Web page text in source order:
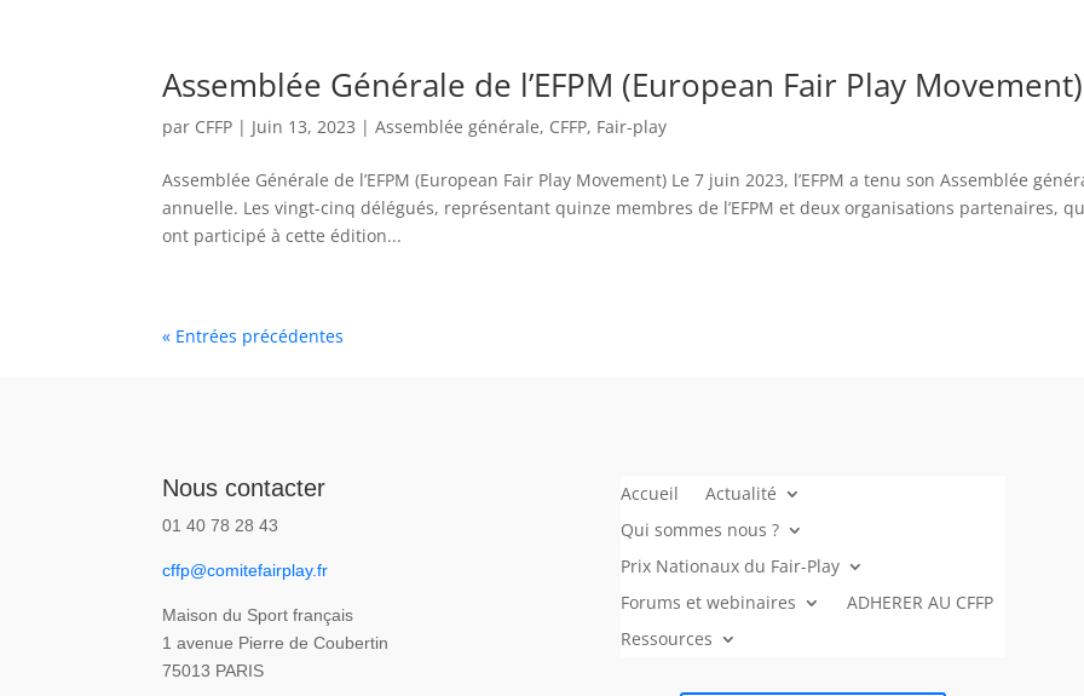
Assemblée Générale de l’EFPM (European Fair Play Movement)
par CFFP | Juin 13, 2023 |Assemblée générale, CFFP, Fair-play
Assemblée Générale de l’EFPM (European Fair Play Movement) Le 7 juin 2023, l’EFPM a tenu son Assemblée
annuelle. Les vingt-cinq délégués, représentant quinze membres de l’EFPM et deux organisations partenaires,
ont participé à cette édition...
« Entrées précédentes
Nous contacter
01 40 78 28 43
cffp@comitefairplay.fr
Maison du Sport français
1 avenue Pierre de Coubertin
75013 PARIS
Accueil
Actualité
Qui sommes nous ?
Prix Nationaux du Fair-Play
Forums et webinaires
ADHERER AU CFFP
Ressources